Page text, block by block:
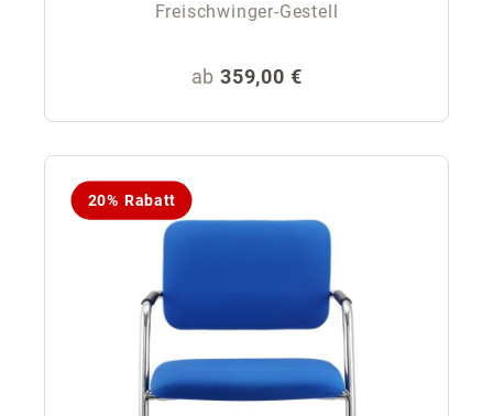
Freischwinger-Gestell
Regulärer Preis:
ab 359,00 €
20% Rabatt